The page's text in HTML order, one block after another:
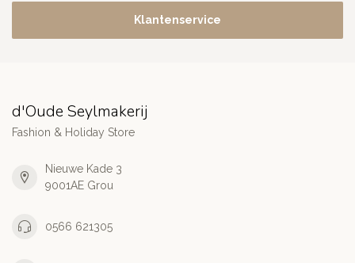
Klantenservice
d'Oude Seylmakerij
Fashion & Holiday Store
Nieuwe Kade 3
9001AE Grou
0566 621305